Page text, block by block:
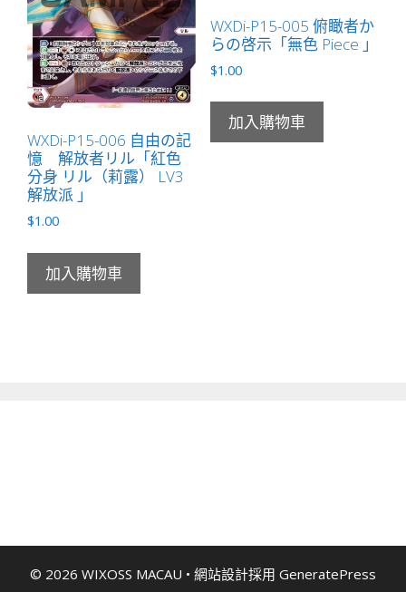
WXDi-P15-006 自由の記
憶 解放者リル「紅色
分身 リル（莉露） LV3
解放派 」
$1.00
加入購物車
WXDi-P15-005 俯瞰者か
らの啓示「無色 Piece 」
$1.00
加入購物車
© 2026 WIXOSS MACAU • 網站設計採用 GeneratePress